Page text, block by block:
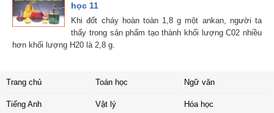
học 11
Khi đốt cháy hoàn toàn 1,8 g một ankan, người ta
thấy trong sản phẩm tạo thành khối lượng C02 nhiều
hơn khối lượng H20 là 2,8 g.
Trang chủ Toán học Ngữ văn
Tiếng Anh Vật lý Hóa học